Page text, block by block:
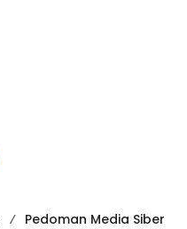
Pedoman Media Siber